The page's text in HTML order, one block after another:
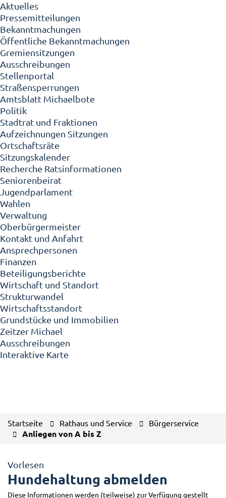
Aktuelles
Pressemitteilungen
Bekanntmachungen
Öffentliche Bekanntmachungen
Gremiensitzungen
Ausschreibungen
Stellenportal
Straßensperrungen
Amtsblatt Michaelbote
Politik
Stadtrat und Fraktionen
Aufzeichnungen Sitzungen
Ortschaftsräte
Sitzungskalender
Recherche Ratsinformationen
Seniorenbeirat
Jugendparlament
Wahlen
Verwaltung
Oberbürgermeister
Kontakt und Anfahrt
Ansprechpersonen
Finanzen
Beteiligungsberichte
Wirtschaft und Standort
Strukturwandel
Wirtschaftsstandort
Grundstücke und Immobilien
Zeitzer Michael
Ausschreibungen
Interaktive Karte
Startseite Rathaus und Service Bürgerservice
Anliegen von A bis Z
Vorlesen
Hundehaltung abmelden
Diese Informationen werden (teilweise) zur Verfügung gestellt